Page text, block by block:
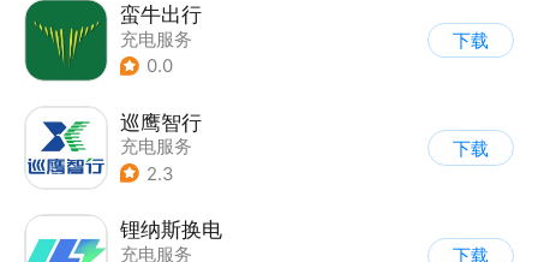
蛮牛出行
充电服务
0.0
下载
巡鹰智行
充电服务
2.3
下载
锂纳斯换电
充电服务
下载